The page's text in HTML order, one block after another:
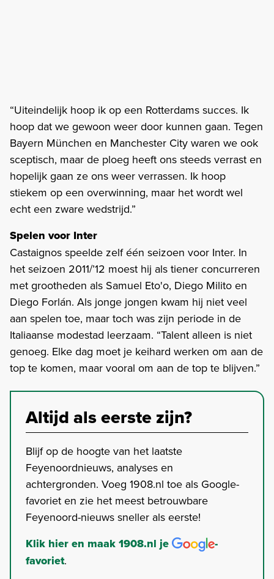
“Uiteindelijk hoop ik op een Rotterdams succes. Ik
hoop dat we gewoon weer door kunnen gaan. Tegen
Bayern München en Manchester City waren we ook
sceptisch, maar de ploeg heeft ons steeds verrast en
hopelijk gaan ze ons weer verrassen. Ik hoop
stiekem op een overwinning, maar het wordt wel
echt een zware wedstrijd.”
Spelen voor Inter
Castaignos speelde zelf één seizoen voor Inter. In
het seizoen 2011/’12 moest hij als tiener concurreren
met grootheden als Samuel Eto'o, Diego Milito en
Diego Forlán. Als jonge jongen kwam hij niet veel
aan spelen toe, maar toch was zijn periode in de
Italiaanse modestad leerzaam. “Talent alleen is niet
genoeg. Elke dag moet je keihard werken om aan de
top te komen, maar vooral om aan de top te blijven.”
Altijd als eerste zijn?
Blijf op de hoogte van het laatste
Feyenoordnieuws, analyses en
achtergronden. Voeg 1908.nl toe als Google-
favoriet en zie het meest betrouwbare
Feyenoord-nieuws sneller als eerste!
Klik hier en maak 1908.nl je
-
favoriet.